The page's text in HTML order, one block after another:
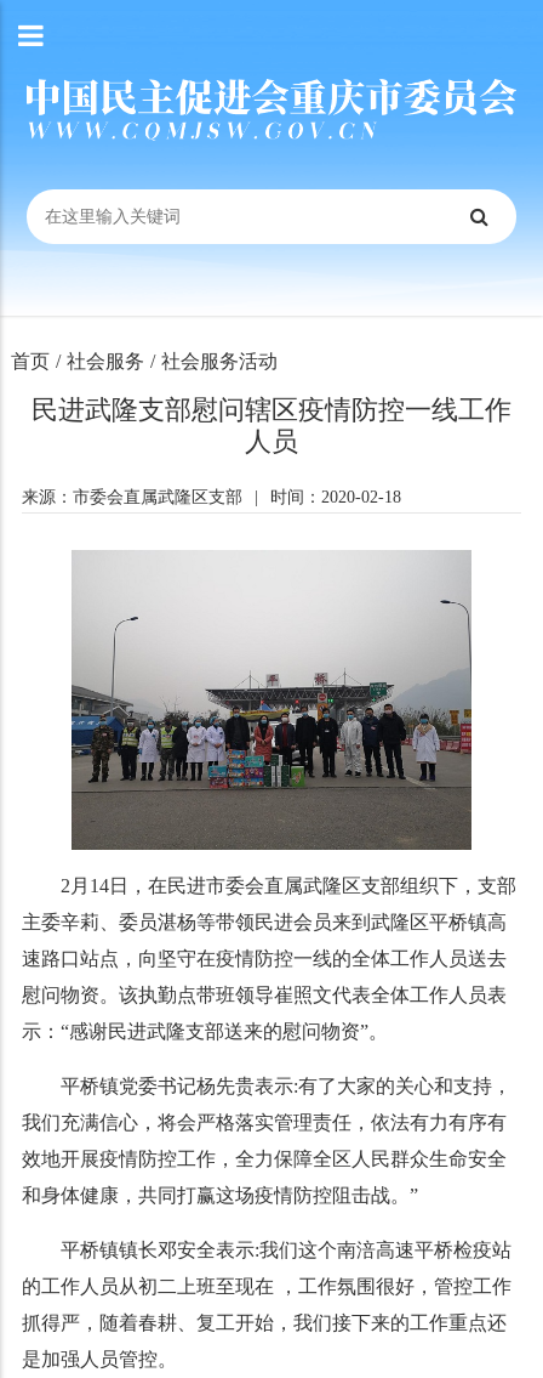
首页 / 社会服务 / 社会服务活动
民进武隆支部慰问辖区疫情防控一线工作
人员
来源：市委会直属武隆区支部 时间：2020-02-18
2月14日，在民进市委会直属武隆区支部组织下，支部
主委辛莉、委员湛杨等带领民进会员来到武隆区平桥镇高
速路口站点，向坚守在疫情防控一线的全体工作人员送去
慰问物资。该执勤点带班领导崔照文代表全体工作人员表
示：“感谢民进武隆支部送来的慰问物资”。
平桥镇党委书记杨先贵表示:有了大家的关心和支持，
我们充满信心，将会严格落实管理责任，依法有力有序有
效地开展疫情防控工作，全力保障全区人民群众生命安全
和身体健康，共同打赢这场疫情防控阻击战。”
平桥镇镇长邓安全表示:我们这个南涪高速平桥检疫站
的工作人员从初二上班至现在 ，工作氛围很好，管控工作
抓得严，随着春耕、复工开始，我们接下来的工作重点还
是加强人员管控。